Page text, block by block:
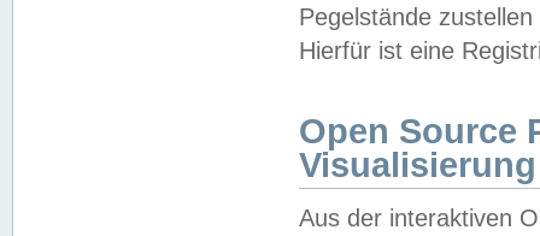
Pegelstände
Hierfür ist eine
Open Source
Visualisierung
Aus der interaktiven